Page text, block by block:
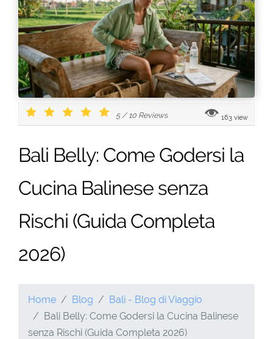
5/ 10 Reviews 163 view
Bali Belly: Come Godersi la
Cucina Balinese senza
Rischi (Guida Completa
2026)
Home Blog
Bali - Blog di Viaggio
Bali Belly: Come Godersi la Cucina Balinese
senza Rischi (Guida Completa 2026)